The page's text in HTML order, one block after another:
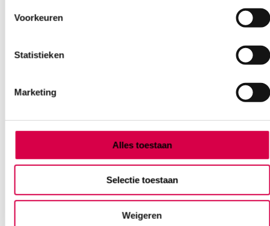
Voorkeuren
Statistieken
Marketing
Alles toestaan
Selectie toestaan
Weigeren
steriel (25)
25 stuks, SM62, steriel
3 tot 5 werkdagen
75.01incl. BTW